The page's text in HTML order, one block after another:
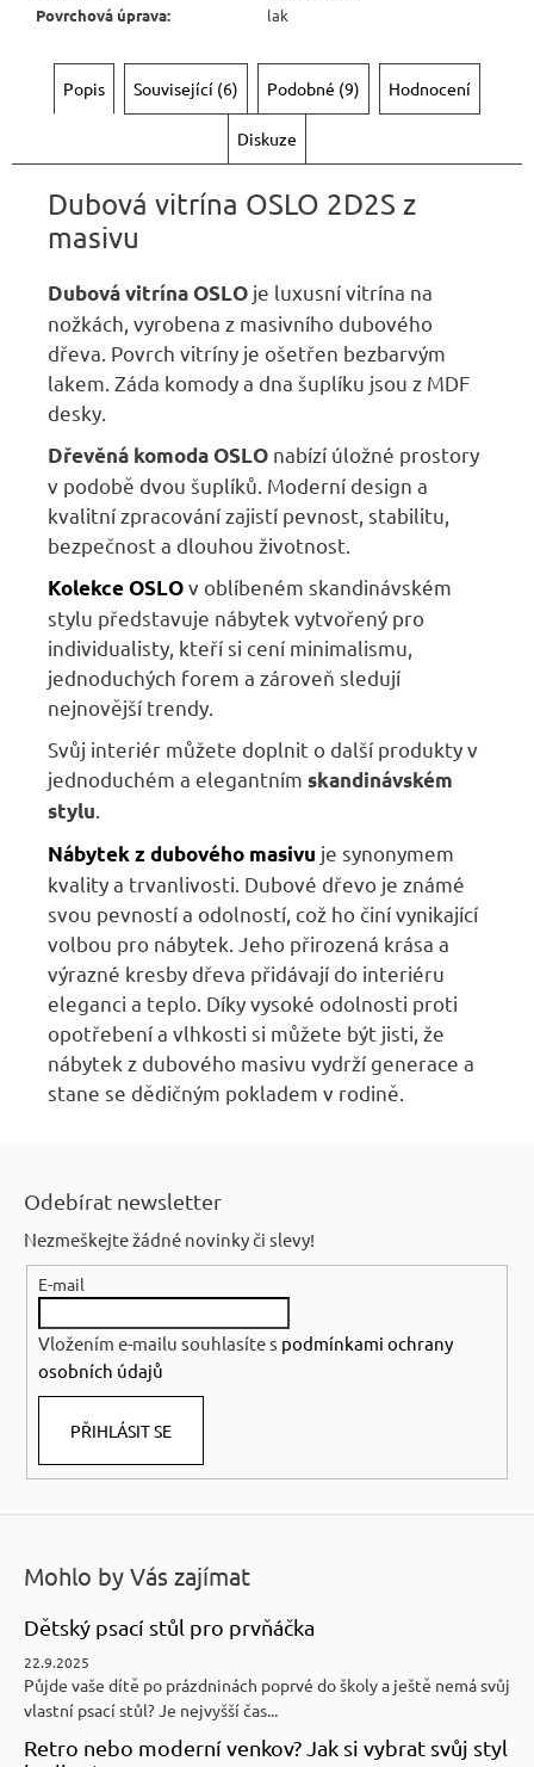
Povrchová úprava: lak
Popis Související (6) Podobné (9) Hodnocení
Diskuze
Dubová vitrína OSLO 2D2S z
masivu
Dubová vitrína OSLO je luxusní vitrína na
nožkách, vyrobena z masivního dubového
dřeva. Povrch vitríny je ošetřen bezbarvým
lakem. Záda komody a dna šuplíku jsou z MDF
desky.
Dřevěná komoda OSLO nabízí úložné prostory
v podobě dvou šuplíků. Moderní design a
kvalitní zpracování zajistí pevnost, stabilitu,
bezpečnost a dlouhou životnost.
Kolekce OSLOv oblíbeném skandinávském
stylu představuje nábytek vytvořený pro
individualisty, kteří si cení minimalismu,
jednoduchých forem a zároveň sledují
nejnovější trendy.
Svůj interiér můžete doplnit o další produkty v
jednoduchém a elegantním skandinávském
stylu.
Nábytek z dubového masivu je synonymem
kvality a trvanlivosti. Dubové dřevo je známé
svou pevností a odolností, což ho činí vynikající
volbou pro nábytek. Jeho přirozená krása a
výrazné kresby dřeva přidávají do interiéru
eleganci a teplo. Díky vysoké odolnosti proti
opotřebení a vlhkosti si můžete být jisti, že
nábytek z dubového masivu vydrží generace a
stane se dědičným pokladem v rodině.
403
Původně:
Odebírat newsletter
Nezmeškejte žádné novinky či slevy!
E-mail
Vložením e-mailu souhlasíte s podmínkami ochrany
osobních údajů
PŘIHLÁSIT SE
Mohlo by Vás zajímat
Dětský psací stůl pro prvňáčka
22.9.2025
Půjde vaše dítě po prázdninách poprvé do školy a ještě nemá svůj
vlastní psací stůl? Je nejvyšší čas...
Retro nebo moderní venkov? Jak si vybrat svůj styl